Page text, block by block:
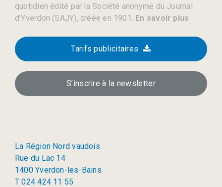
quotidien édité par la Société anonyme du Journal
d’Yverdon (SAJY), créée en 1901. En savoir plus
Tarifs publicitaires
S’inscrire à la newsletter
La Région Nord vaudois
Rue du Lac 14
1400 Yverdon-les-Bains
T 024 424 11 55